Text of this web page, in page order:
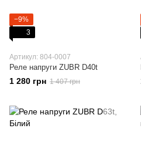
−9%
3
Артикул: 804-0007
Реле напруги ZUBR D40t
1 280 грн 1 407 грн